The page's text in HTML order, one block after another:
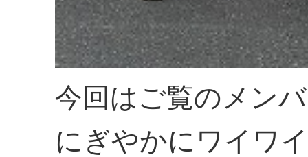
今回はご覧のメン
にぎやかにワイワ